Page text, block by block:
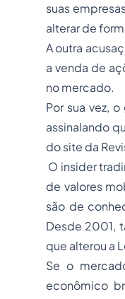
suas
alterar de
A outra
a venda de
no mercado.
Por sua vez,
assinalando
do site da
O insider
de valores
são de
Desde 2001,
que alterou a
Se o
econômico